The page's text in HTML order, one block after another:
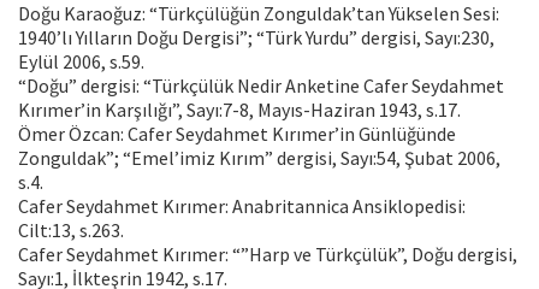
Doğu Karaoğuz: “Türkçülüğün Zonguldak’tan Yükselen Sesi:
1940’lı Yılların Doğu Dergisi”; “Türk Yurdu” dergisi, Sayı:230,
Eylül 2006, s.59.
“Doğu” dergisi: “Türkçülük Nedir Anketine Cafer Seydahmet
Kırımer’in Karşılığı”, Sayı:7-8, Mayıs-Haziran 1943, s.17.
Ömer Özcan: Cafer Seydahmet Kırımer’in Günlüğünde
Zonguldak”; “Emel’imiz Kırım” dergisi, Sayı:54, Şubat 2006,
s.4.
Cafer Seydahmet Kırımer: Anabritannica Ansiklopedisi:
Cilt:13, s.263.
Cafer Seydahmet Kırımer: “”Harp ve Türkçülük”, Doğu dergisi,
Sayı:1, İlkteşrin 1942, s.17.